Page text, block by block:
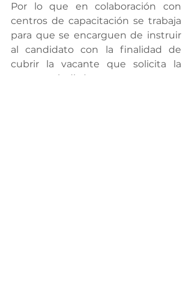
Por lo que en colaboración con
centros de capacitación se trabaja
para que se encarguen de instruir
al candidato con la finalidad de
cubrir la vacante que solicita la
empresa, indicó.